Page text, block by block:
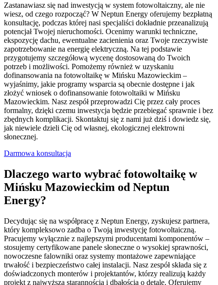
Zastanawiasz się nad inwestycją w system fotowoltaiczny, ale nie
wiesz, od czego rozpocząć? W Neptun Energy oferujemy bezpłatną
konsultację, podczas której nasi specjaliści dokładnie przeanalizują
potencjał Twojej nieruchomości. Ocenimy warunki techniczne,
ekspozycję dachu, ewentualne zacienienia oraz Twoje rzeczywiste
zapotrzebowanie na energię elektryczną. Na tej podstawie
przygotujemy szczegółową wycenę dostosowaną do Twoich
potrzeb i możliwości. Pomożemy również w uzyskaniu
dofinansowania na fotowoltaikę w Mińsku Mazowieckim –
wyjaśnimy, jakie programy wsparcia są obecnie dostępne i jak
złożyć wniosek o dofinansowanie fotowoltaiki w Mińsku
Mazowieckim. Nasz zespół przeprowadzi Cię przez cały proces
formalny, dzięki czemu inwestycja będzie przebiegać sprawnie i bez
zbędnych komplikacji. Skontaktuj się z nami już dziś i dowiedz się,
jak niewiele dzieli Cię od własnej, ekologicznej elektrowni
słonecznej.
Darmowa konsultacja
Dlaczego warto wybrać fotowoltaikę w
Mińsku Mazowieckim od Neptun
Energy?
Decydując się na współpracę z Neptun Energy, zyskujesz partnera,
który kompleksowo zadba o Twoją inwestycję fotowoltaiczną.
Pracujemy wyłącznie z najlepszymi producentami komponentów –
stosujemy certyfikowane panele słoneczne o wysokiej sprawności,
nowoczesne falowniki oraz systemy montażowe zapewniające
trwałość i bezpieczeństwo całej instalacji. Nasz zespół składa się z
doświadczonych monterów i projektantów, którzy realizują każdy
projekt z najwyższą starannością i dbałością o detale. Oferujemy